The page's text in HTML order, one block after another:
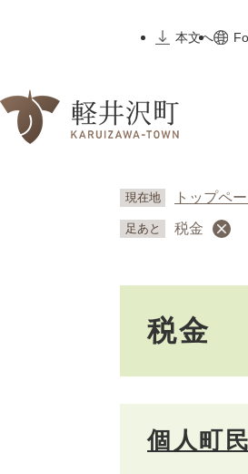
先
本文へ
現在地 トップペ
足あと 税金
税金
個人町